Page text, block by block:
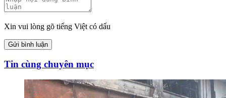
Xin vui lòng gõ tiếng Việt có dấu
Gửi bình luận
Tin cùng chuyên mục